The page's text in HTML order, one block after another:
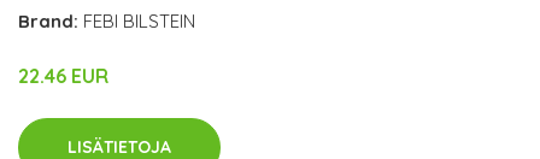
Brand: FEBI BILSTEIN
22.46 EUR
LISÄTIETOJA